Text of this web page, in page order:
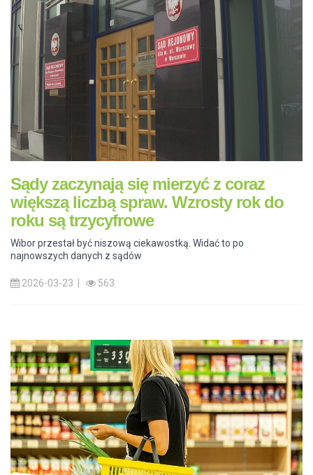
Sądy zaczynają się mierzyć z coraz
większą liczbą spraw. Wzrosty rok do
roku są trzycyfrowe
Wibor przestał być niszową ciekawostką. Widać to po
najnowszych danych z sądów
2026-03-23 | 563